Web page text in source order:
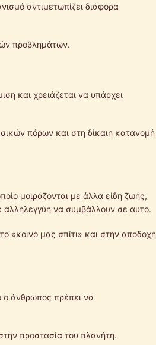
αντιμετωπίζει διάφορα
προβλημάτων.
και χρειάζεται να υπάρχει
πόρων και στη δίκαιη κατανομή
μοιράζονται με άλλα είδη ζωής,
αλληλεγγύη να συμβάλλουν σε αυτό.
«κοινό μας σπίτι» και στην αποδοχή
ο άνθρωπος πρέπει να
προστασία του πλανήτη.